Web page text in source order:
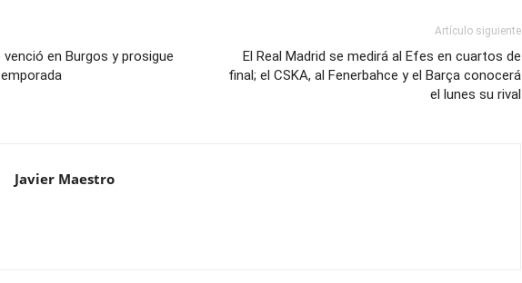
en Burgos y prosigue
Artículo siguiente
El Real Madrid se medirá al Efes en cuartos de
final; el CSKA, al Fenerbahce y el Barça conocerá
el lunes su rival
Javier Maestro